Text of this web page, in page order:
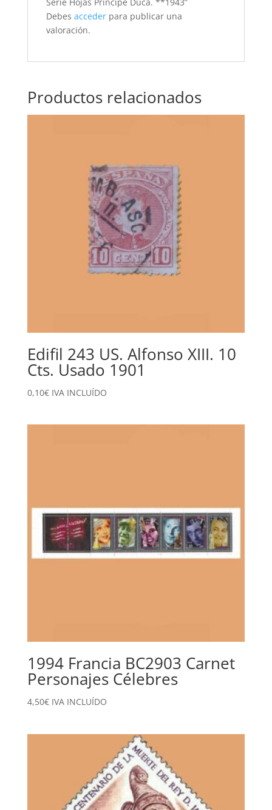
Serie Hojas Principe Duca. **1943”
Debes accederpara publicar una
valoración.
Productos relacionados
Edifil 243 US. Alfonso XIII. 10
Cts. Usado 1901
0,10€ IVA INCLUÍDO
1994 Francia BC2903 Carnet
Personajes Célebres
4,50€ IVA INCLUÍDO